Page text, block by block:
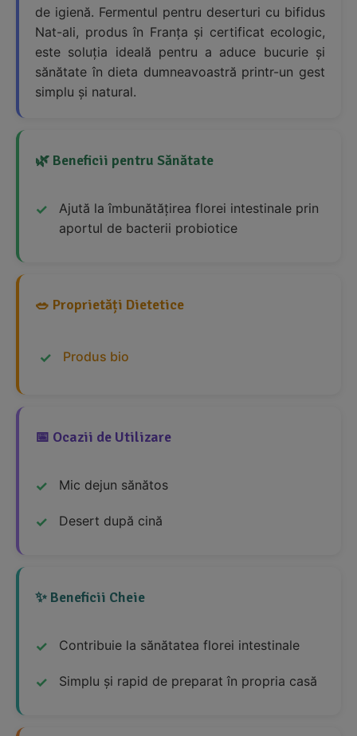
de igienă. Fermentul pentru deserturi cu bifidus
Nat-ali, produs în Franța și certificat ecologic,
este soluția ideală pentru a aduce bucurie și
sănătate în dieta dumneavoastră printr-un gest
simplu și natural.
🌿 Beneficii pentru Sănătate
Ajută la îmbunătățirea florei intestinale prin
aportul de bacterii probiotice
🥗 Proprietăți Dietetice
Produs bio
📅 Ocazii de Utilizare
Mic dejun sănătos
Desert după cină
✨ Beneficii Cheie
Contribuie la sănătatea florei intestinale
Simplu și rapid de preparat în propria casă